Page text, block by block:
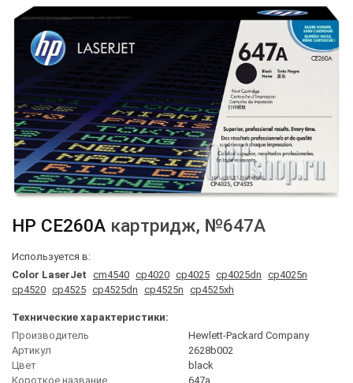
HP CE260A картридж, №647A
Используется в:
Color LaserJet cm4540 cp4020 cp4025 cp4025dn cp4025n
cp4520 cp4525 cp4525dn cp4525n cp4525xh
Технические характеристики:
Производитель
Hewlett-Packard Company
Артикул
2628b002
Цвет
black
Короткое название
647a